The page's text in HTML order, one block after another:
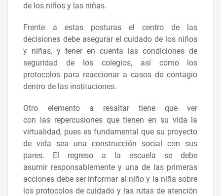
de los niños y las niñas.
Frente a estas posturas el centro de las
decisiones debe asegurar el cuidado de los niños
y niñas, y tener en cuenta las condiciones de
seguridad de los colegios, así como los
protocolos para reaccionar a casos de contagio
dentro de las instituciones.
Otro elemento a resaltar tiene que ver
con las repercusiones que tienen en su vida la
virtualidad, pues es fundamental que su proyecto
de vida sea una construcción social con sus
pares. El regreso a la escuela se debe
asumir responsablemente y una de las primeras
acciones debe ser informar al niño y la niña sobre
los protocolos de cuidado y las rutas de atención